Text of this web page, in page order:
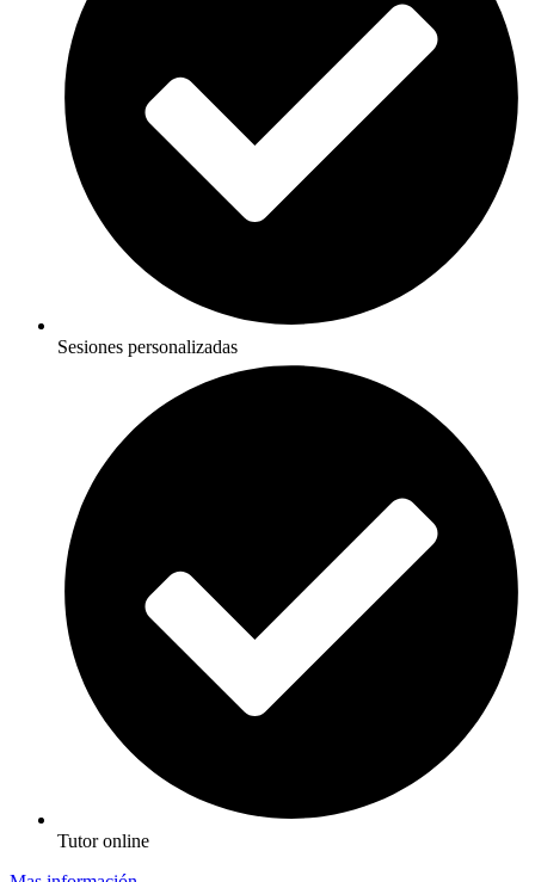
Sesiones personalizadas
Tutor online